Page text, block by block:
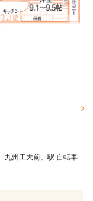
九州工大前」駅 自転車